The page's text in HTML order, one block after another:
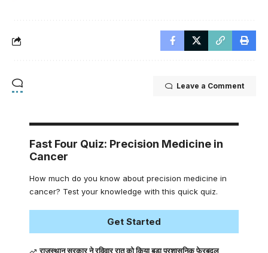
Leave a Comment
Fast Four Quiz: Precision Medicine in
Cancer
How much do you know about precision medicine in
cancer? Test your knowledge with this quick quiz.
Get Started
राजस्थान सरकार ने रविवार रात को किया बड़ा प्रशासनिक फेरबदल